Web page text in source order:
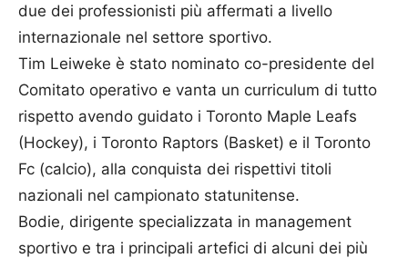
due dei professionisti più affermati a livello
internazionale nel settore sportivo.
Tim Leiweke è stato nominato co-presidente del
Comitato operativo e vanta un curriculum di tutto
rispetto avendo guidato i Toronto Maple Leafs
(Hockey), i Toronto Raptors (Basket) e il Toronto
Fc (calcio), alla conquista dei rispettivi titoli
nazionali nel campionato statunitense.
Bodie, dirigente specializzata in management
sportivo e tra i principali artefici di alcuni dei più